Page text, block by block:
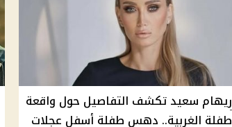
ريهام سعيد تكشف التفاصيل حول واقعة
طفلة الغربية.. دهس طفلة أسفل عجلات